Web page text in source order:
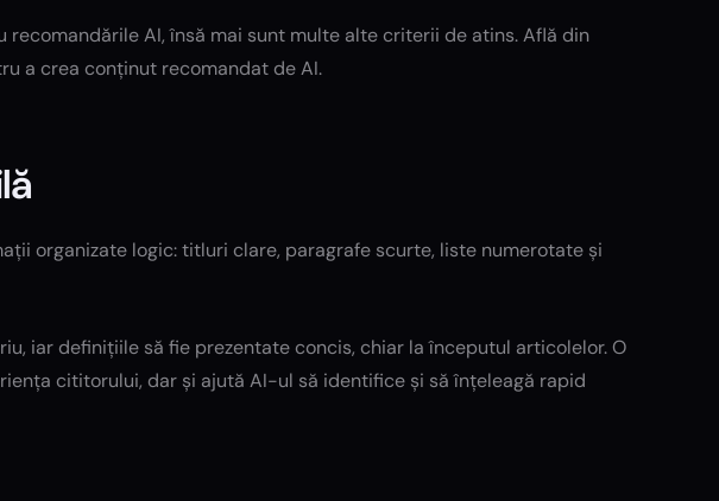
AI, însă mai sunt multe alte criterii de atins. Află din
a crea conținut recomandat de AI.
organizate logic: titluri clare, paragrafe scurte, liste numerotate și
iar definițiile să fie prezentate concis, chiar la începutul articolelor. O
cititorului, dar și ajută AI-ul să identifice și să înțeleagă rapid